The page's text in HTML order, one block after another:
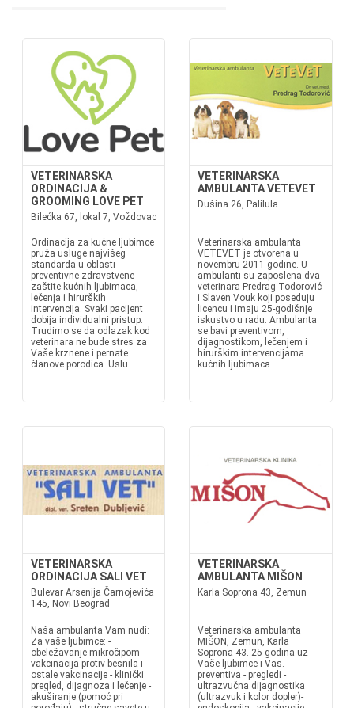
VETERINARSKA
ORDINACIJA &
GROOMING LOVE PET
Bilećka 67, lokal 7, Voždovac
Ordinacija za kućne ljubimce
pruža usluge najvišeg
standarda u oblasti
preventivne zdravstvene
zaštite kućnih ljubimaca,
lečenja i hirurških
intervencija. Svaki pacijent
dobija individualni pristup.
Trudimo se da odlazak kod
veterinara ne bude stres za
Vaše krznene i pernate
članove porodica. Uslu...
VETERINARSKA
AMBULANTA VETEVET
Đušina 26, Palilula
Veterinarska ambulanta
VETEVET je otvorena u
novembru 2011 godine. U
ambulanti su zaposlena dva
veterinara Predrag Todorović
i Slaven Vouk koji poseduju
licencu i imaju 25-godišnje
iskustvo u radu. Ambulanta
se bavi preventivom,
dijagnostikom, lečenjem i
hirurškim intervencijama
kućnih ljubimaca.
VETERINARSKA
ORDINACIJA SALI VET
Bulevar Arsenija Čarnojevića
145, Novi Beograd
Naša ambulanta Vam nudi:
Za vaše ljubimce: -
obeležavanje mikročipom -
vakcinacija protiv besnila i
ostale vakcinacije - klinički
pregled, dijagnoza i lečenje -
akuširanje (pomoć pri
VETERINARSKA
AMBULANTA MIŠON
Karla Soprona 43, Zemun
Veterinarska ambulanta
MIŠON, Zemun, Karla
Soprona 43. 25 godina uz
Vaše ljubimce i Vas. -
preventiva - pregledi -
ultrazvučna dijagnostika
(ultrazvuk i kolor dopler)-